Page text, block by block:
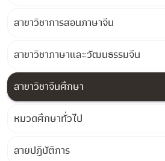
สาขาวิชาการสอนภาษาจีน
สาขาวิชาภาษาและวัฒนธรรมจีน
สาขาวิชาจีนศึกษา
หมวดศึกษาทั่วไป
สายปฏิบัติการ